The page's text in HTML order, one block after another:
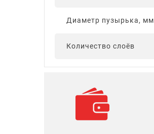
Диаметр пузырька, мм
Количество слоёв